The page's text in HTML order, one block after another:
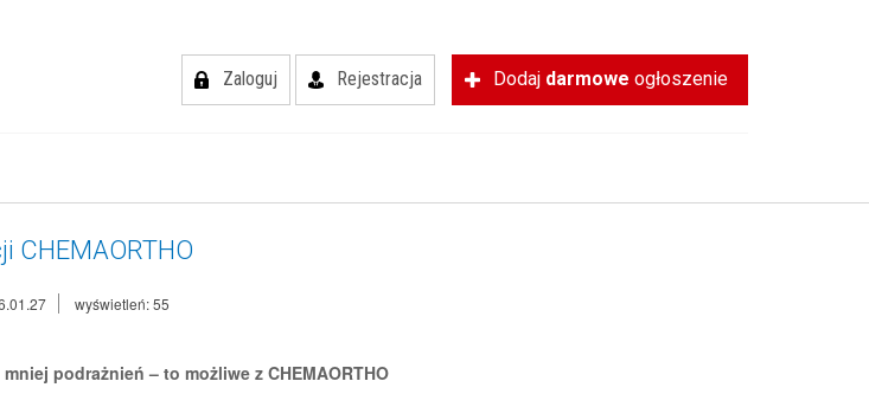
Zaloguj Rejestracja Dodaj darmowe ogłoszenie
CHEMAORTHO
wyświetleń: 55
podrażnień – to możliwe z CHEMAORTHO